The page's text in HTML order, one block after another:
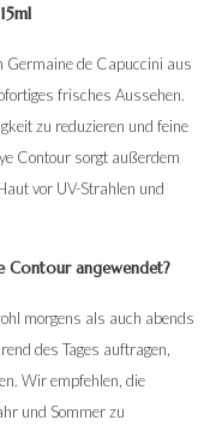
Germaine de Capuccini aus
frisches Aussehen.
zu reduzieren und feine
Contour sorgt außerdem
vor UV-Strahlen und
Contour angewendet?
morgens als auch abends
des Tages auftragen,
Wir empfehlen, die
und Sommer zu